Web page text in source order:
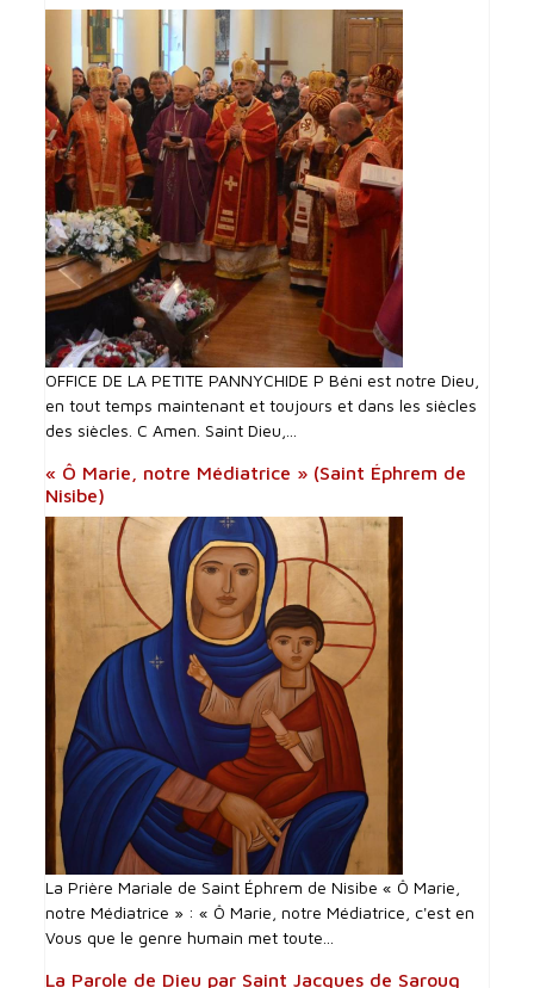
OFFICE DE LA PETITE PANNYCHIDE P Béni est notre Dieu,
en tout temps maintenant et toujours et dans les siècles
des siècles. C Amen. Saint Dieu,...
« Ô Marie, notre Médiatrice » (Saint Éphrem de
Nisibe)
La Prière Mariale de Saint Éphrem de Nisibe « Ô Marie,
notre Médiatrice » : « Ô Marie, notre Médiatrice, c'est en
Vous que le genre humain met toute...
La Parole de Dieu par Saint Jacques de Saroug